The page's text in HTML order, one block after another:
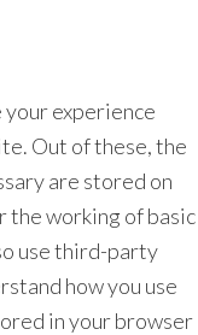
experience
Out of these, the
are stored on
the working of basic
use third-party
how you use
in your browser